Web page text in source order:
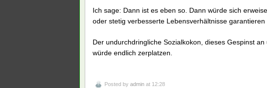
Ich sage: Dann ist es eben so. Dann würde sich
oder stetig verbesserte Lebensverhältnisse
Der undurchdringliche Sozialkokon, dieses Gespinst
würde endlich zerplatzen.
Posted by admin at 12:28